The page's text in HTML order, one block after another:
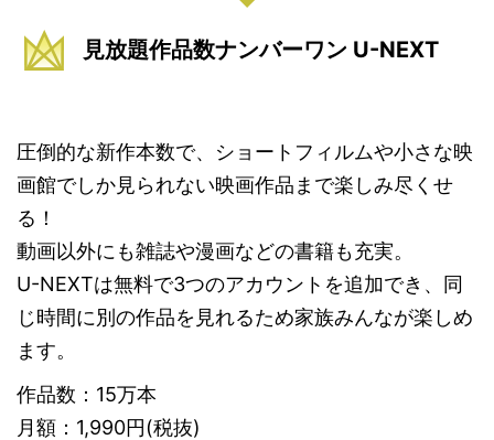
見放題作品数ナンバーワン U-NEXT
圧倒的な新作本数で、ショートフィルムや小さな映
画館でしか見られない映画作品まで楽しみ尽くせ
る！
動画以外にも雑誌や漫画などの書籍も充実。
U-NEXTは無料で3つのアカウントを追加でき、同
じ時間に別の作品を見れるため家族みんなが楽しめ
ます。
作品数：15万本
月額：1,990円(税抜)